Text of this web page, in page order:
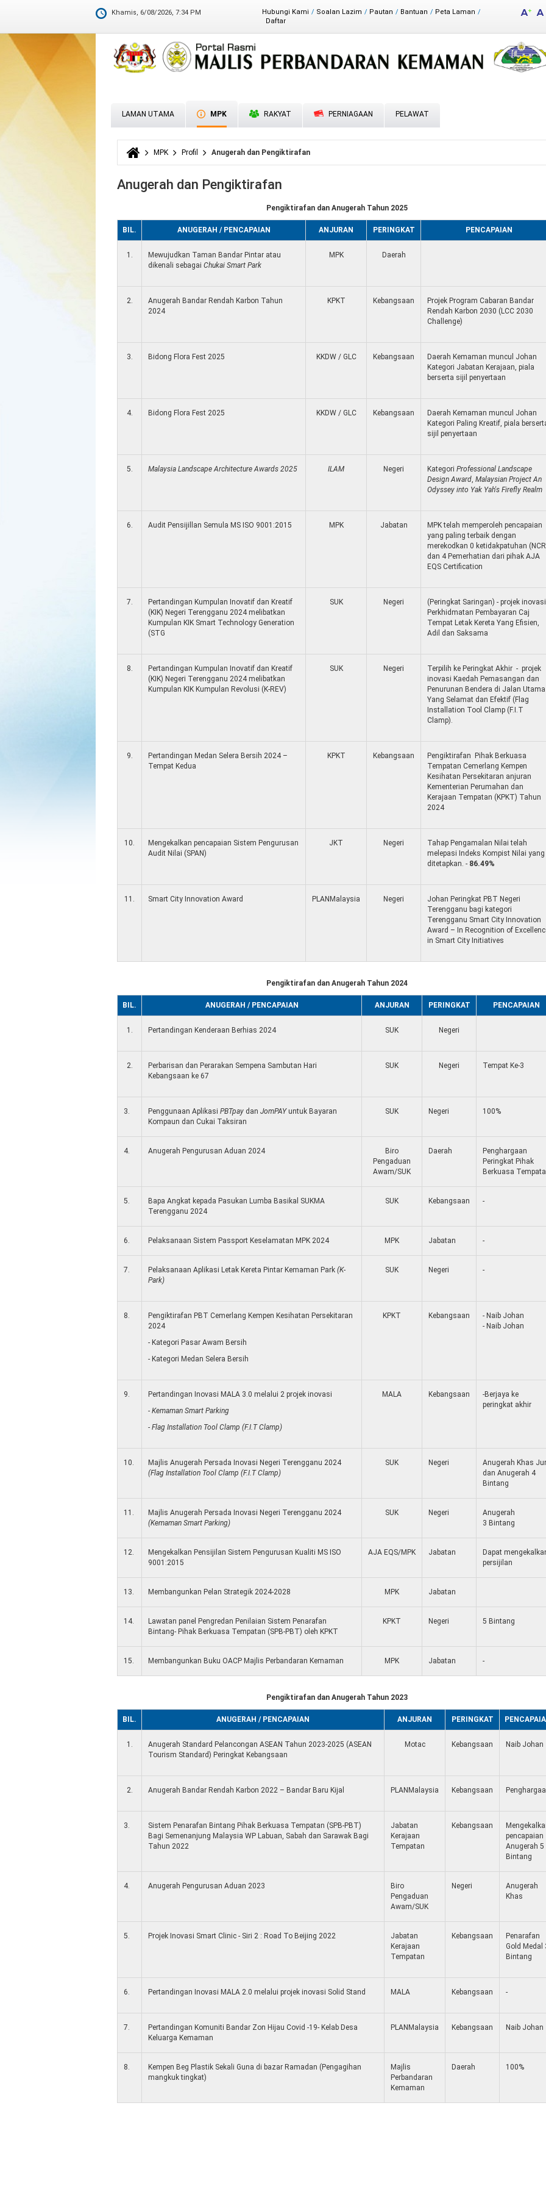
Khamis, 6/08/2026, 7:34 PM Hubungi Kami Soalan Lazim Pautan Bantuan
Peta Laman
Daftar
LAMAN UTAMA MPK RAKYAT PERNIAGAAN PELAWAT
Anda di sini
MPK Profil Anugerah dan Pengiktirafan
Anugerah dan Pengiktirafan
Pengiktirafan dan Anugerah Tahun 2025
BIL. ANUGERAH / PENCAPAIAN ANJURAN PERINGKAT PENCAPAIAN
1.
Mewujudkan Taman Bandar Pintar atau
dikenali sebagai Chukai Smart Park
MPK Daerah
2.
Anugerah Bandar Rendah Karbon Tahun
2024
KPKT Kebangsaan
Projek Program Cabaran Bandar
Rendah Karbon 2030 (LCC 2030
Challenge)
3. Bidong Flora Fest 2025 KKDW / GLC Kebangsaan
Daerah Kemaman muncul Johan
Kategori Jabatan Kerajaan, piala
berserta sijil penyertaan
4. Bidong Flora Fest 2025 KKDW / GLC Kebangsaan
Daerah Kemaman muncul Johan
Kategori Paling Kreatif, piala
sijil penyertaan
5. Malaysia Landscape Architecture Awards 2025 ILAM Negeri Kategori Professional Landscape
Design Award, Malaysian Project An
Odyssey into Yak Yah's Firefly Realm
6. Audit Pensijillan Semula MS ISO 9001:2015 MPK Jabatan
MPK telah memperoleh pencapaian
yang paling terbaik dengan
merekodkan 0 ketidakpatuhan
dan 4 Pemerhatian dari pihak AJA
EQS Certification
7.
Pertandingan Kumpulan Inovatif dan Kreatif
(KIK) Negeri Terengganu 2024 melibatkan
Kumpulan KIK Smart Technology Generation
(STG
SUK Negeri
(Peringkat Saringan) - projek inovasi
Perkhidmatan Pembayaran Caj
Tempat Letak Kereta Yang Efisien,
Adil dan Saksama
8.
Pertandingan Kumpulan Inovatif dan Kreatif
(KIK) Negeri Terengganu 2024 melibatkan
Kumpulan KIK Kumpulan Revolusi (K-REV)
SUK Negeri
Terpilih ke Peringkat Akhir - projek
inovasi Kaedah Pemasangan dan
Penurunan Bendera di Jalan Utama
Yang Selamat dan Efektif (Flag
Installation Tool Clamp (F.I.T
Clamp).
9.
Pertandingan Medan Selera Bersih 2024 –
Tempat Kedua
KPKT Kebangsaan
Pengiktirafan Pihak Berkuasa
Tempatan Cemerlang Kempen
Kesihatan Persekitaran anjuran
Kementerian Perumahan dan
Kerajaan Tempatan (KPKT) Tahun
2024
10.
Mengekalkan pencapaian Sistem Pengurusan
Audit Nilai (SPAN)
JKT Negeri
Tahap Pengamalan Nilai telah
melepasi Indeks Kompist Nilai yang
ditetapkan. - 86.49%
11. Smart City Innovation Award PLANMalaysia Negeri
Johan Peringkat PBT Negeri
Terengganu bagi kategori
Terengganu Smart City Innovation
Award – In Recognition of
in Smart City Initiatives
Pengiktirafan dan Anugerah Tahun 2024
BIL. ANUGERAH / PENCAPAIAN ANJURAN PERINGKAT PENCAPAIAN
1. Pertandingan Kenderaan Berhias 2024 SUK Negeri
2.
Perbarisan dan Perarakan Sempena Sambutan Hari
Kebangsaan ke 67
SUK Negeri Tempat Ke-3
3. Penggunaan Aplikasi PBTpay dan JomPAYuntuk Bayaran
Kompaun dan Cukai Taksiran
SUK Negeri 100%
4. Anugerah Pengurusan Aduan 2024
Biro
Pengaduan
Awam/SUK
Daerah
Penghargaan
Peringkat Pihak
Berkuasa
5.
Bapa Angkat kepada Pasukan Lumba Basikal SUKMA
Terengganu 2024
SUK Kebangsaan -
6. Pelaksanaan Sistem Passport Keselamatan MPK 2024 MPK Jabatan -
7. Pelaksanaan Aplikasi Letak Kereta Pintar Kemaman Park (K-
Park)
SUK Negeri -
8.
Pengiktirafan PBT Cemerlang Kempen Kesihatan Persekitaran
2024
- Kategori Pasar Awam Bersih
- Kategori Medan Selera Bersih
KPKT Kebangsaan
- Naib Johan
- Naib Johan
9.
Pertandingan Inovasi MALA 3.0 melalui 2 projek inovasi
- Kemaman Smart Parking
- Flag Installation Tool Clamp (F.I.T Clamp)
MALA Kebangsaan
-Berjaya ke
peringkat akhir
10.
Majlis Anugerah Persada Inovasi Negeri Terengganu 2024
(Flag Installation Tool Clamp (F.I.T Clamp)
SUK Negeri
Anugerah Khas
dan Anugerah 4
Bintang
11.
Majlis Anugerah Persada Inovasi Negeri Terengganu 2024
(Kemaman Smart Parking)
SUK Negeri
Anugerah
3 Bintang
12.
Mengekalkan Pensijilan Sistem Pengurusan Kualiti MS ISO
9001:2015
AJA EQS/MPK Jabatan
Dapat
persijilan
13. Membangunkan Pelan Strategik 2024-2028 MPK Jabatan
14.
Lawatan panel Pengredan Penilaian Sistem Penarafan
Bintang- Pihak Berkuasa Tempatan (SPB-PBT) oleh KPKT
KPKT Negeri 5 Bintang
15. Membangunkan Buku OACP Majlis Perbandaran Kemaman MPK Jabatan -
Pengiktirafan dan Anugerah Tahun 2023
BIL. ANUGERAH / PENCAPAIAN ANJURAN PERINGKAT
1.
Anugerah Standard Pelancongan ASEAN Tahun 2023-2025 (ASEAN
Tourism Standard) Peringkat Kebangsaan
Motac Kebangsaan Naib Johan
2. Anugerah Bandar Rendah Karbon 2022 – Bandar Baru Kijal PLANMalaysia Kebangsaan
3.
Sistem Penarafan Bintang Pihak Berkuasa Tempatan (SPB-PBT)
Bagi Semenanjung Malaysia WP Labuan, Sabah dan Sarawak Bagi
Tahun 2022
Jabatan
Kerajaan
Tempatan
Kebangsaan
pencapaian
Anugerah 5
Bintang
4. Anugerah Pengurusan Aduan 2023
Biro
Pengaduan
Awam/SUK
Negeri
Anugerah
Khas
5. Projek Inovasi Smart Clinic - Siri 2 : Road To Beijing 2022
Jabatan
Kerajaan
Tempatan
Kebangsaan
Penarafan
Gold Medal
Bintang
6. Pertandingan Inovasi MALA 2.0 melalui projek inovasi Solid Stand MALA Kebangsaan -
7.
Pertandingan Komuniti Bandar Zon Hijau Covid -19- Kelab Desa
Keluarga Kemaman
PLANMalaysia Kebangsaan Naib Johan
8.
Kempen Beg Plastik Sekali Guna di bazar Ramadan (Pengagihan
mangkuk tingkat)
Majlis
Perbandaran
Kemaman
Daerah 100%